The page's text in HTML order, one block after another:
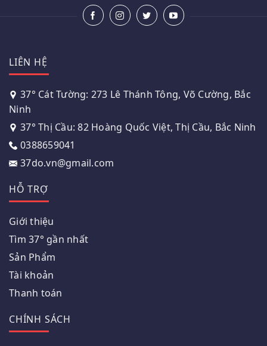
LIÊN HỆ
37° Cát Tường: 273 Lê Thánh Tông, Võ Cường, Bắc
Ninh
37° Thị Cầu: 82 Hoàng Quốc Việt, Thị Cầu, Bắc Ninh
0388659041
37do.vn@gmail.com
HỖ TRỢ
Giới thiệu
Tìm 37° gần nhất
Sản Phẩm
Tài khoản
Thanh toán
CHÍNH SÁCH